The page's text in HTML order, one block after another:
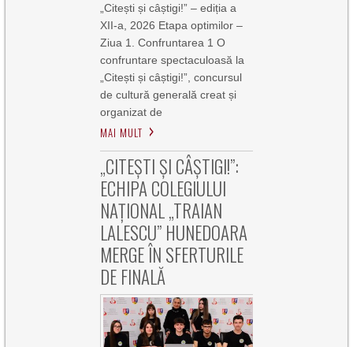
„Citești și câștigi!” – ediția a
XII-a, 2026 Etapa optimilor –
Ziua 1. Confruntarea 1 O
confruntare spectaculoasă la
„Citești și câștigi!”, concursul
de cultură generală creat și
organizat de
MAI MULT
„CITEȘTI ȘI CÂȘTIGI!”:
ECHIPA COLEGIULUI
NAȚIONAL „TRAIAN
LALESCU” HUNEDOARA
MERGE ÎN SFERTURILE
DE FINALĂ